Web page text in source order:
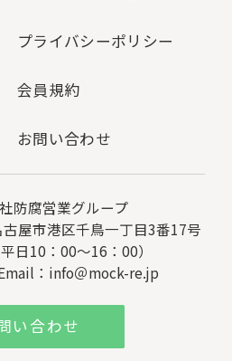
プライバシーポリシー
会員規約
お問い合わせ
防腐営業グループ
屋市港区千鳥一丁目3番17号
日10：00～16：00）
： info＠mock-re.jp
い合わせ